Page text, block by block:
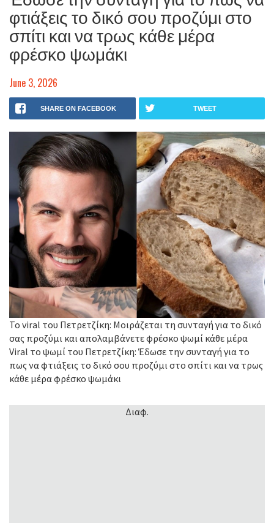
φτιάξεις το δικό σου προζύμι στο
σπίτι και να τρως κάθε μέρα
φρέσκο ψωμάκι
June 3, 2026
SHARE ON FACEBOOK TWEET
Το viral του Πετρετζίκη: Μοιράζεται τη συνταγή για το δικό
σας προζύμι και απολαμβάνετε φρέσκο ψωμί κάθε μέρα
Viral το ψωμί του Πετρετζίκη: Έδωσε την συνταγή για το
πως να φτιάξεις το δικό σου προζύμι στο σπίτι και να τρως
κάθε μέρα φρέσκο ψωμάκι
Διαφ.